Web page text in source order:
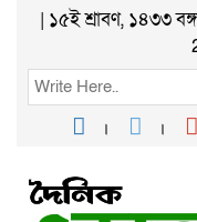
| ১৫ই শ্রাবণ, ১৪৩৩